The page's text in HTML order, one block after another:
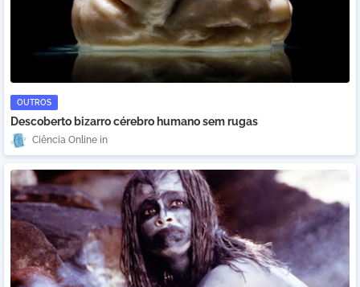
OUTROS
Descoberto bizarro cérebro humano sem rugas
Ciência Online